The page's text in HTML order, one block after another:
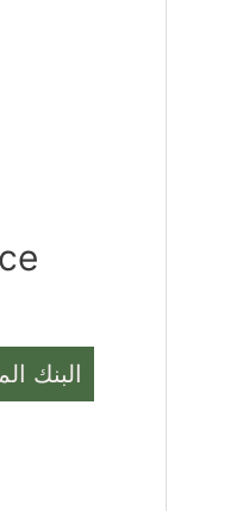
البنك